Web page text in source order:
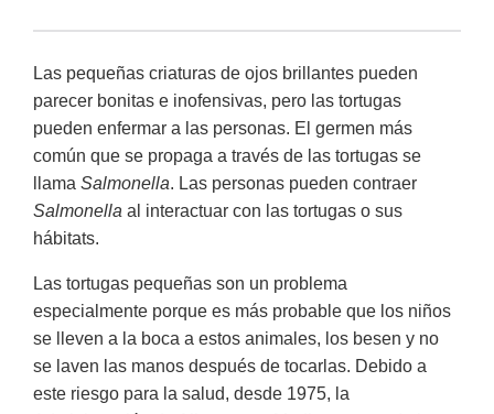
Las pequeñas criaturas de ojos brillantes pueden
parecer bonitas e inofensivas, pero las tortugas
pueden enfermar a las personas. El germen más
común que se propaga a través de las tortugas se
llama Salmonella. Las personas pueden contraer
Salmonella al interactuar con las tortugas o sus
hábitats.
Las tortugas pequeñas son un problema
especialmente porque es más probable que los niños
se lleven a la boca a estos animales, los besen y no
se laven las manos después de tocarlas. Debido a
este riesgo para la salud, desde 1975, la